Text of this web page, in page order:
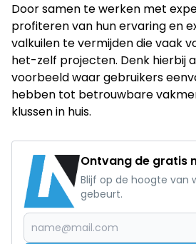
Door samen te werken met
profiteren van hun ervaring en
valkuilen te vermijden die vaak
het-zelf projecten. Denk hierbij
voorbeeld waar gebruikers
hebben tot betrouwbare
klussen in huis.
Ontvang de gratis
Blijf op de hoogte van
gebeurt.